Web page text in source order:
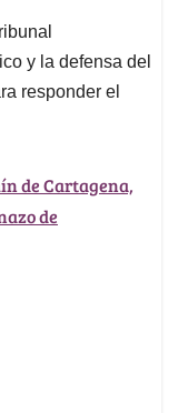
y la defensa del
responder el
de Cartagena,
de